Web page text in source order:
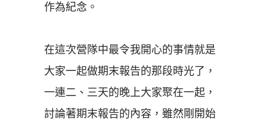
作為紀念。
在這次營隊中最令我開心的事情就是
大家一起做期末報告的那段時光了，
一連二、三天的晚上大家聚在一起，
討論著期末報告的內容，雖然剛開始